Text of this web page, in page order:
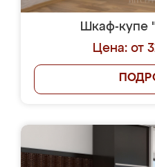
Шкаф-купе
Цена: от